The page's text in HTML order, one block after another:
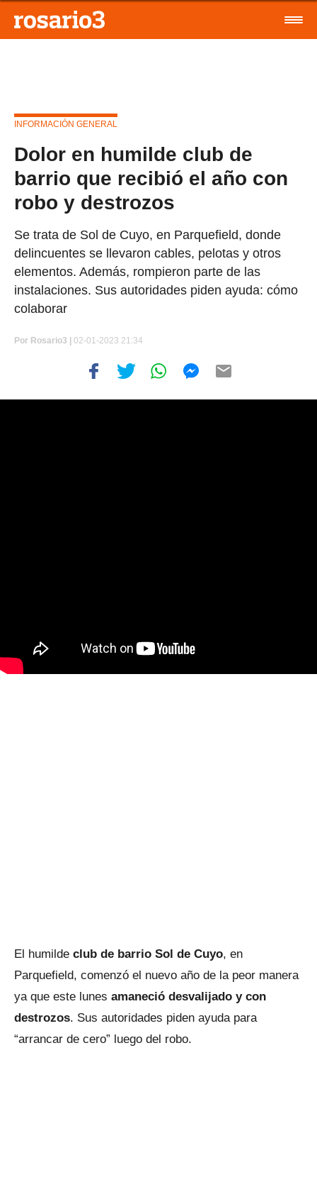
INFORMACIÓN GENERAL
Dolor en humilde club de
barrio que recibió el año con
robo y destrozos
Se trata de Sol de Cuyo, en Parquefield, donde
delincuentes se llevaron cables, pelotas y otros
elementos. Además, rompieron parte de las
instalaciones. Sus autoridades piden ayuda: cómo
colaborar
Por Rosario3 | 02-01-2023 21:34
El humilde club de barrio Sol de Cuyo, en
Parquefield, comenzó el nuevo año de la peor manera
ya que este lunes amaneció desvalijado y con
destrozos. Sus autoridades piden ayuda para
“arrancar de cero” luego del robo.